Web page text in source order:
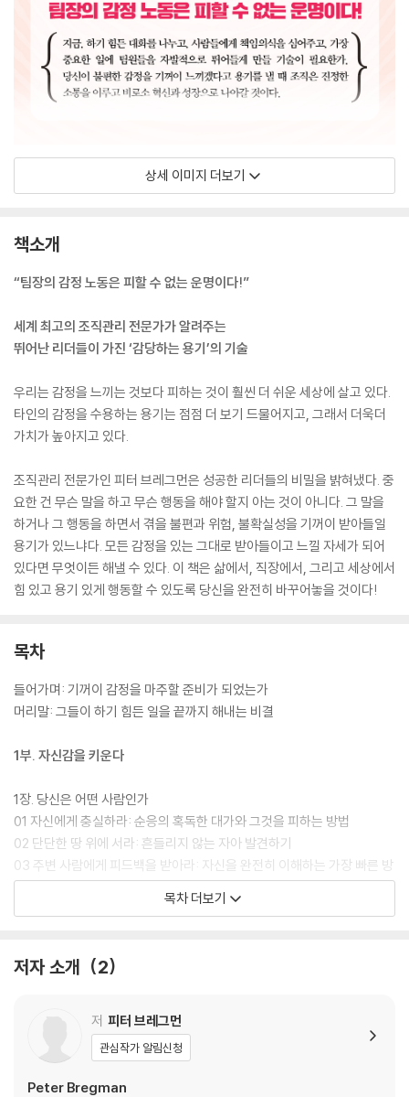
상세 이미지 더보기
책소개
“팀장의 감정 노동은 피할 수 없는 운명이다!”
세계 최고의 조직관리 전문가가 알려주는
뛰어난 리더들이 가진 ‘감당하는 용기’의 기술
우리는 감정을 느끼는 것보다 피하는 것이 훨씬 더 쉬운 세상에 살고 있다.
타인의 감정을 수용하는 용기는 점점 더 보기 드물어지고, 그래서 더욱더
가치가 높아지고 있다.
조직관리 전문가인 피터 브레그먼은 성공한 리더들의 비밀을 밝혀냈다. 중
요한 건 무슨 말을 하고 무슨 행동을 해야 할지 아는 것이 아니다. 그 말을
하거나 그 행동을 하면서 겪을 불편과 위험, 불확실성을 기꺼이 받아들일
용기가 있느냐다. 모든 감정을 있는 그대로 받아들이고 느낄 자세가 되어
있다면 무엇이든 해낼 수 있다. 이 책은 삶에서, 직장에서, 그리고 세상에서
힘 있고 용기 있게 행동할 수 있도록 당신을 완전히 바꾸어놓을 것이다!
목차
들어가며: 기꺼이 감정을 마주할 준비가 되었는가
머리말: 그들이 하기 힘든 일을 끝까지 해내는 비결
1부. 자신감을 키운다
1장. 당신은 어떤 사람인가
01 자신에게 충실하라: 순응의 혹독한 대가와 그것을 피하는 방법
02 단단한 땅 위에 서라: 흔들리지 않는 자아 발견하기
03 주변 사람에게 피드백을 받아라: 자신을 완전히 이해하는 가장 빠른 방
법
04 자신을 상냥하게 대하라: ‘괜찮은 정도’가 ‘완벽’보다 나은 이유
06 중요한 사람이 되려고 애쓰지 마라: 타인에게 영향력을 끼친다는 것의
2장. 어떤 사람이 되고 싶은가
07 하나의 테마를 찾아라: 자기 변화의 길잡이가 될 키워드 찾기
08 자신 안에 답이 있다: 당신은 이미 꽤 훌륭하다
목차 더보기
저자 소개 2
저 피터 브레그먼
관심작가 알림신청
Peter Bregman